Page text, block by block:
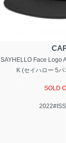
SAYHELLO Face Logo
K (セイハロー 5
SOLD